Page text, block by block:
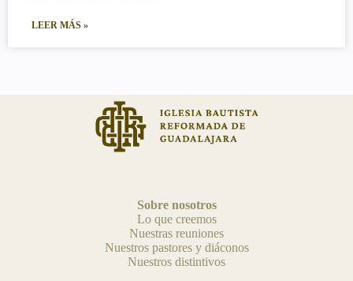
LEER MÁS »
Sobre nosotros
Lo que creemos
Nuestras reuniones
Nuestros pastores y diáconos
Nuestros distintivos